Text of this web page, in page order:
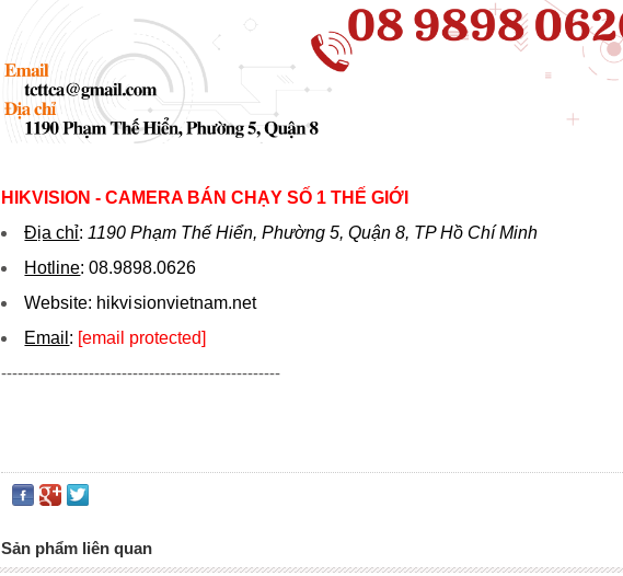
HIKVISION - CAMERA BÁN CHẠY SỐ 1 THẾ GIỚI
Địa chỉ: 1190 Phạm Thế Hiển, Phường 5, Quận 8, TP Hồ Chí Minh
Hotline:08.9898.0626
Website: hikvi sionvietnam.net
Email : [email protected]
---------------------------------------------------
Sản phẩm liên quan